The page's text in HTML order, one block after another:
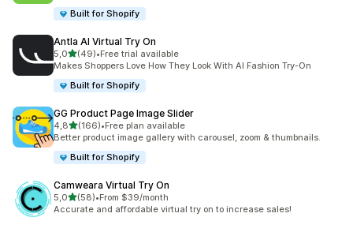
Built for Shopify
Antla AI Virtual Try On
5,0stelle su 5
(49)
49 recensioni totali
•Free trial available
Makes Shoppers Love How They Look With AI Fashion Try-On
Built for Shopify
GG Product Page Image Slider
4,8stelle su 5
(166)
166 recensioni totali
•Free plan available
Better product image gallery with carousel, zoom & thumbnails.
Built for Shopify
Camweara Virtual Try On
5,0stelle su 5
(58)
58 recensioni totali
•From $39/month
Accurate and affordable virtual try on to increase sales!